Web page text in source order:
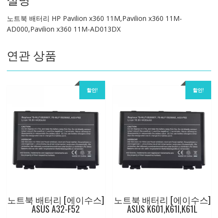
11M-
AD000,Pavilion
11M-
AD013DX
수
노트북 배터리 HP Pavilion x360 11M,Pavilion x360 11M-
AD000,Pavilion x360 11M-AD013DX
연관 상품
할인!
노트북 배터리 [에이수스]
ASUS A32-F52
할인!
노트북 배터리 [에이수스]
ASUS K601,K61I,K61L